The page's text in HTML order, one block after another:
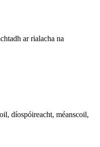
ar rialacha na
díospóireacht, méanscoil,